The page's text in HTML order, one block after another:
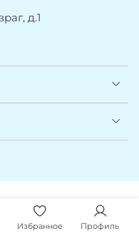
д.1
Избранное Профиль